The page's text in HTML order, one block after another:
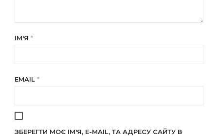
ІМ'Я *
EMAIL *
ЗБЕРЕГТИ МОЄ ІМ'Я, E-MAIL, ТА АДРЕСУ САЙТУ В